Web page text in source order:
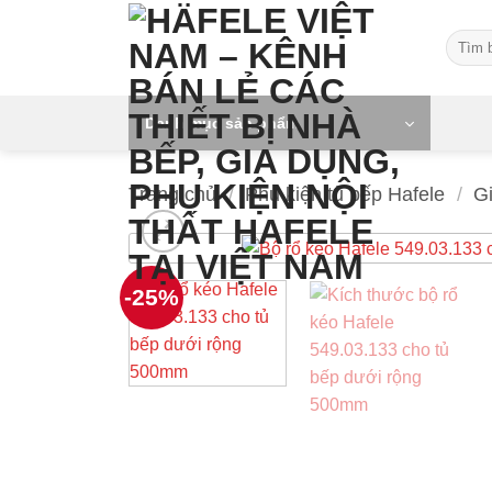
Tìm
kiếm:
Danh mục sản phẩm
Trang chủ / Phụ kiện tủ bếp Hafele /
-25%